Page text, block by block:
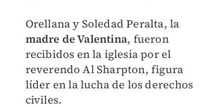
Orellana y Soledad Peralta, la
madre de Valentina, fueron
recibidos en la iglesia por el
reverendo Al Sharpton, figura
líder en la lucha de los derechos
civiles.